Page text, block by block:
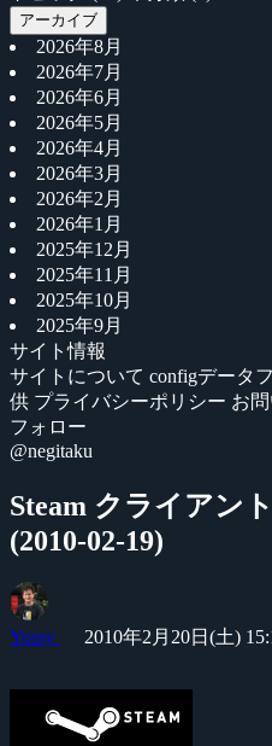
アーカイブ
2026年8月
2026年7月
2026年6月
2026年5月
2026年4月
2026年3月
2026年2月
2026年1月
2025年12月
2025年11月
2025年10月
2025年9月
サイト情報
サイトについて configデータ
供 プライバシーポリシー お
フォロー
@negitaku
Steam クライアン
(2010-02-19)
Yossy 2010年2月20日(土)